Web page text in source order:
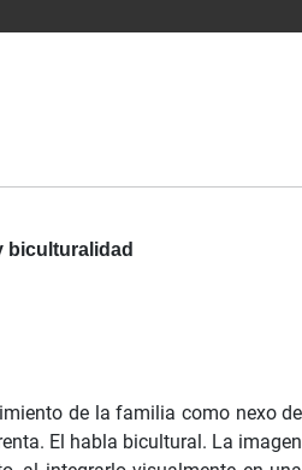
biculturalidad
de la familia como nexo de
El habla bicultural. La imagen